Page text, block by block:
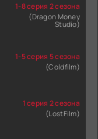
1-8 серия 2 сезона
(Dragon Money
Studio)
1-5 серия 5 сезона
(Coldfilm)
1 серия 2 сезона
(LostFilm)